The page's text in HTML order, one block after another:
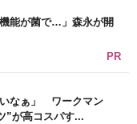
能が菌で…」森永が開
PR
いなぁ」 ワークマン
”が高コスパす...